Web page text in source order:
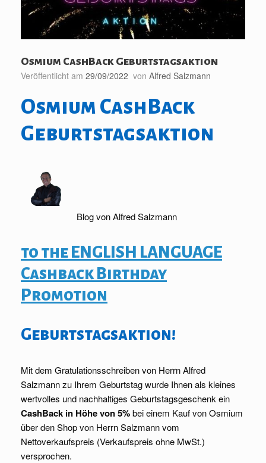
Osmium CashBack Geburtstagsaktion
Veröffentlicht am 29/09/2022 von Alfred Salzmann
Osmium CashBack
Geburtstagsaktion
Blog von Alfred Salzmann
to the ENGLISH LANGUAGE
Cashback Birthday
Promotion
Geburtstagsaktion!
Mit dem Gratulationsschreiben von Herrn Alfred
Salzmann zu Ihrem Geburtstag wurde Ihnen als kleines
wertvolles und nachhaltiges Geburtstagsgeschenk ein
CashBack in Höhe von 5%bei einem Kauf von Osmium
über den Shop von Herrn Salzmann vom
Nettoverkaufspreis (Verkaufspreis ohne MwSt.)
versprochen.